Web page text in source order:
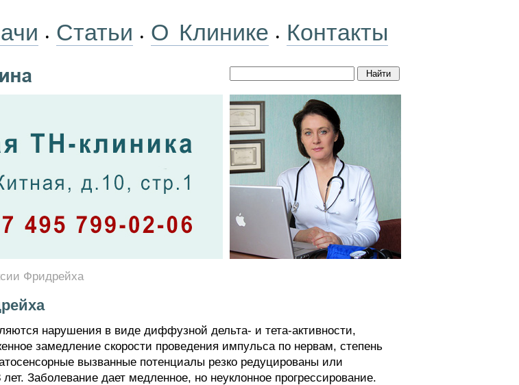
• Статьи • О Клинике • Контакты
Фридрейха
нарушения в виде диффузной дельта- и тета-активности,
замедление скорости проведения импульса по нервам, степень
вызванные потенциалы резко редуцированы или
Заболевание дает медленное, но неуклонное прогрессирование.